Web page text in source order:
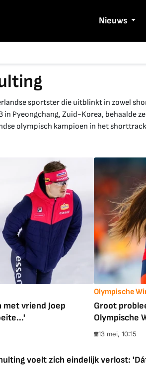
Nieuws
sportster die uitblinkt in zowel
Pyeongchang, Zuid-Korea, behaalde
olympisch kampioen in het
vriend Joep
Olympische
Groot
Olympische
13 mei, 10:15
voelt zich eindelijk verlost: